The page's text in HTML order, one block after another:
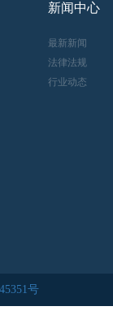
新闻中心
最新新闻
法律法规
行业动态
号